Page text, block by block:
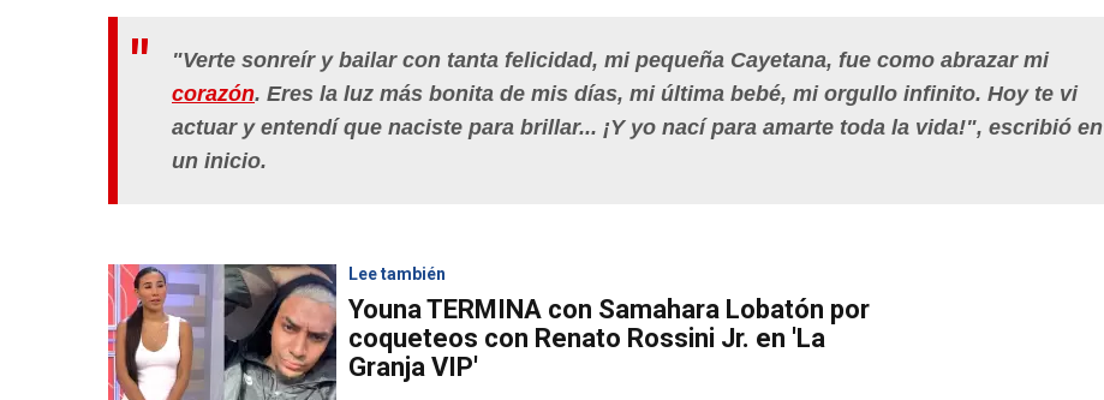
"Verte sonreír y bailar con tanta felicidad, mi pequeña Cayetana, fue como abrazar mi
corazón. Eres la luz más bonita de mis días, mi última bebé, mi orgullo infinito. Hoy te vi
actuar y entendí que naciste para brillar... ¡Y yo nací para amarte toda la vida!", escribió en
un inicio.
Lee también
Youna TERMINA con Samahara Lobatón por
coqueteos con Renato Rossini Jr. en 'La
Granja VIP'